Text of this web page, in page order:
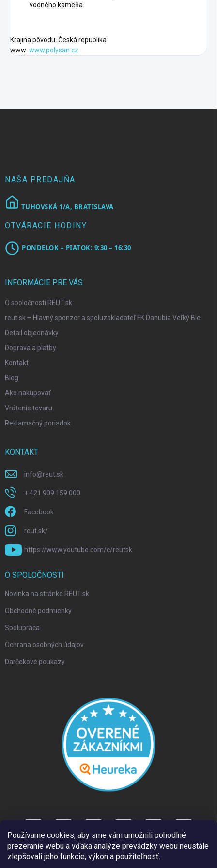
Používame cookies, aby sme vám umožnili pohodlné
prezeranie webu a vďaka analýze prevádzky webu neustále
zlepšovali jeho funkcie, výkon a použiteľnosť.
vodného kameňa.
Krajina pôvodu: Česká republika
www: www.polysan.cz
NAŠA PREDAJŇA
TUHOVSKÁ 1/A, BRATISLAVA
OTVÁRACIE HODINY
PONDELOK – PIATOK: 9:30 – 16:30
INFORMÁCIE PRE VÁS
O spoločnosti REUT.sk
reut.sk – Hlavný sponzor a spoluzakladateľ FK Danubia Veľký Biel
Detail objednávky
Doprava a platby
Kontakt
Blog
Ako nakupovať
Vrátenie tovaru
Reklamačný poriadok
KONTAKT
info@reut.sk
+ 421 909 159 000
Facebook
reut.sk/
https://www.youtube.com/c/reutsk
O SPOLOČNOSTI
Novinka na stránke REUT.sk
Obchodné podmienky
Spolupráca
Ochrana osobných údajov
Darčekové poukazy